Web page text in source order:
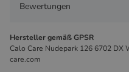
Bewertungen
Hersteller gemäß GPSR
Calo Care Nudepark 126 6702
care.com